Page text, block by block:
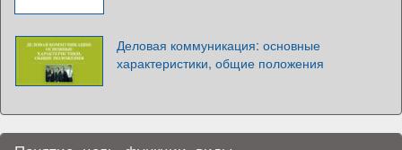
Деловая коммуникация: основные
характеристики, общие положения